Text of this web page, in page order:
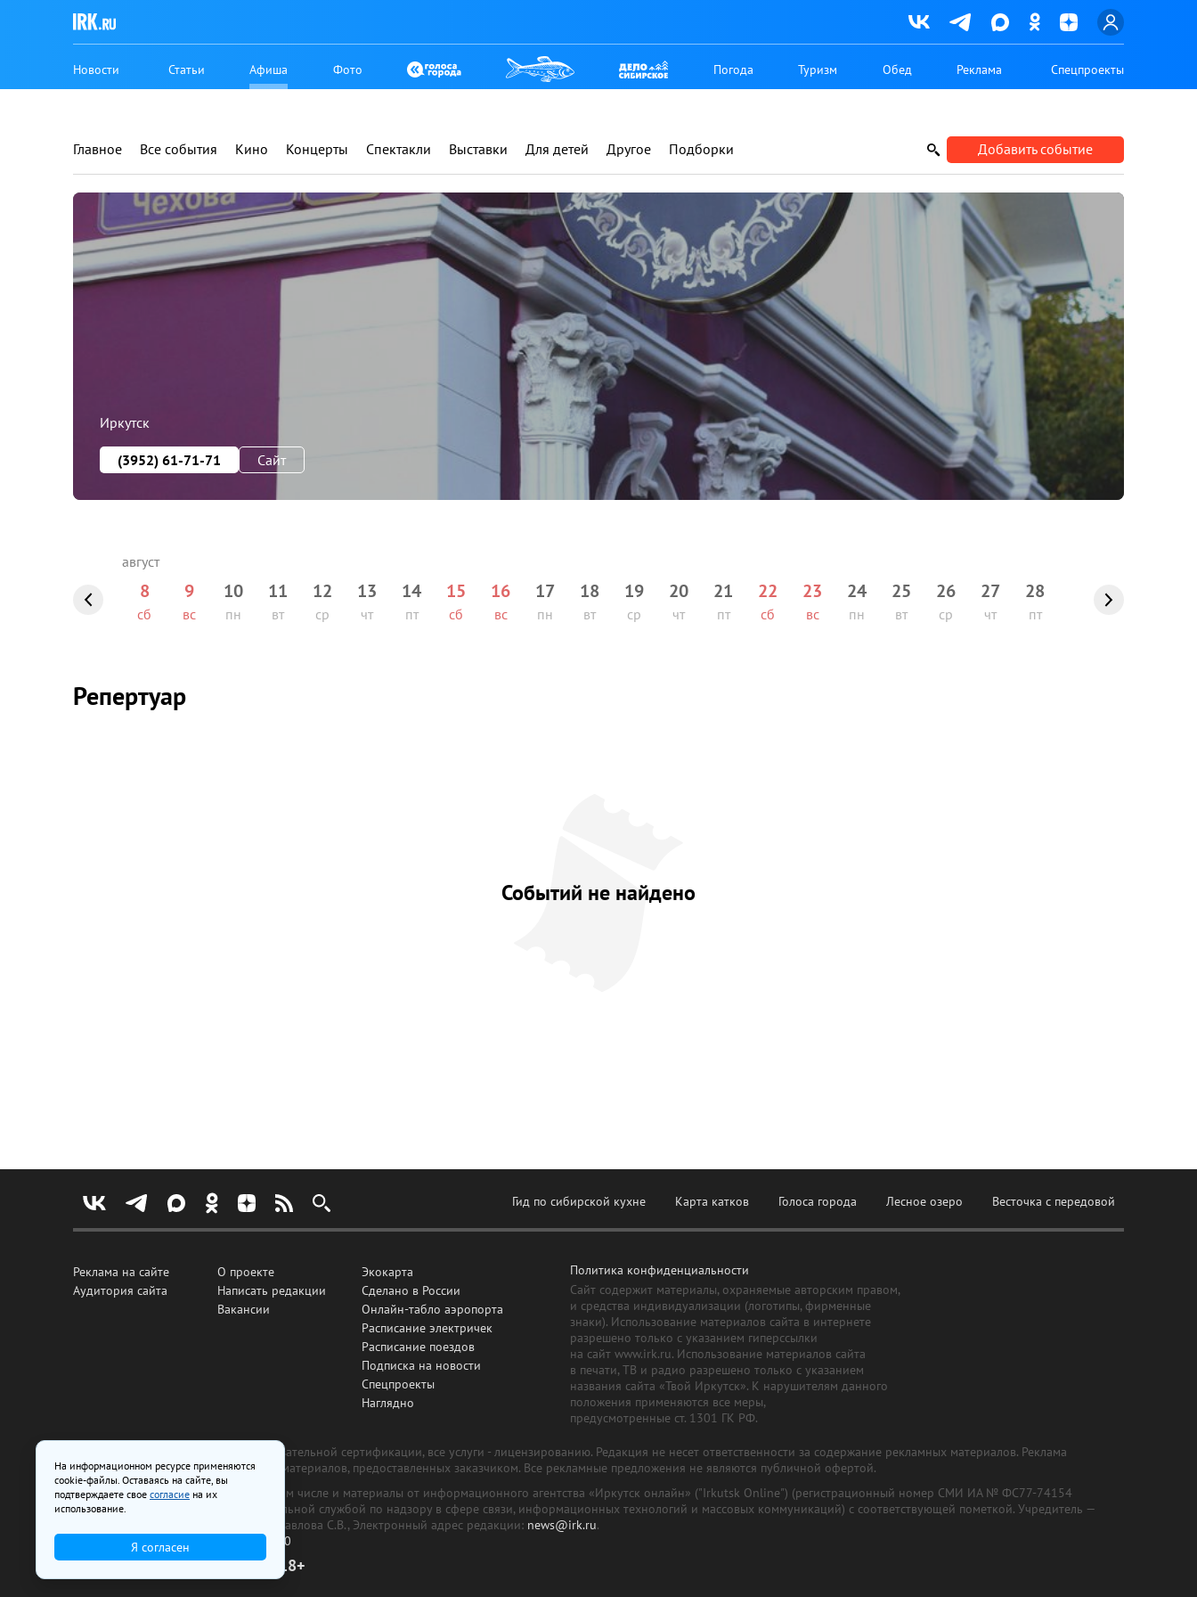
Новости Статьи Афиша Фото Погода Туризм Обед Реклама Спецпроекты
Главное Все события Кино Концерты Спектакли Выставки Для детей Другое Подборки Добавить событие
Иркутск
(3952) 61-71-71 Сайт
8
сб
9
вс
10
пн
11
вт
12
ср
13
чт
14
пт
15
сб
16
вс
17
пн
18
вт
19
ср
20
чт
21
пт
22
сб
23
вс
24
пн
25
вт
26
ср
27
чт
28
пт
Репертуар
Событий не найдено
Гид по сибирской кухне Карта катков Голоса города Лесное озеро Весточка с передовой
Реклама на сайте
Аудитория сайта
О проекте
Написать редакции
Вакансии
Экокарта
Сделано в России
Онлайн-табло аэропорта
Расписание электричек
Расписание поездов
Подписка на новости
Спецпроекты
Наглядно
Политика конфиденциальности
Сайт содержит материалы, охраняемые авторским правом,
и средства индивидуализации (логотипы, фирменные
знаки). Использование материалов сайта в интернете
разрешено только с указанием гиперссылки
на сайт www.irk.ru. Использование материалов сайта
в печати, ТВ и радио разрешено только с указанием
названия сайта «Твой Иркутск». К нарушителям данного
положения применяются все меры,
предусмотренные ст. 1301 ГК РФ.
Все рекламные товары подлежат обязательной сертификации, все услуги - лицензированию. Редакция не несет ответственности за содержание рекламных материалов. Реклама
изготовлена и размещена на основе материалов, предоставленных заказчиком. Все рекламные предложения не являются публичной офертой.
На сайте www.irk.ru размещаются в том числе и материалы от информационного агентства «Иркутск онлайн» ("Irkutsk Online") (регистрационный номер СМИ ИА № ФС77-74154
от 29 октября 2018 г., выдан Федеральной службой по надзору в сфере связи, информационных технологий и массовых коммуникаций) с соответствующей пометкой. Учредитель —
ООО «Ирк.ру». Главный редактор — Павлова С.В., Электронный адрес редакции: news@irk.ru.
Телефон редакции:
+7 (3952) 48-88-50
18+
На информационном ресурсе применяются
cookie-файлы. Оставаясь на сайте, вы
подтверждаете свое согласие на их
использование.
Я согласен